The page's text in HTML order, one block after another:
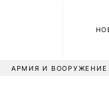
АРМИЯ И ВООРУЖЕНИЕ